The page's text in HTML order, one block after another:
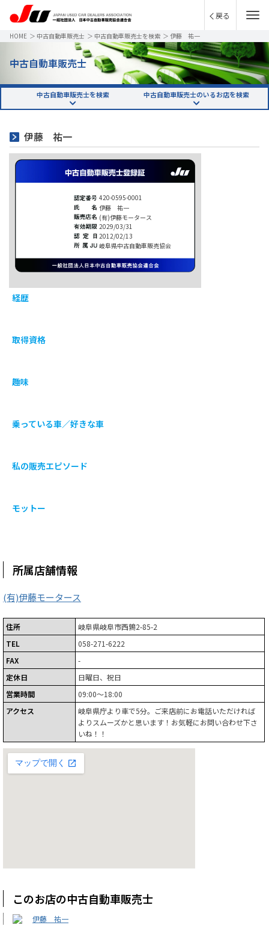
戻る
HOME ＞ 中古自動車販売士 ＞ 中古自動車販売士を検索 ＞ 伊藤 祐一
中古自動車販売士
中古自動車販売士を検索 中古自動車販売士のいるお店を検索
伊藤 祐一
420-0595-0001
伊藤 祐一
(有)伊藤モータース
2029/03/31
2012/02/13
岐阜県中古自動車販売協会
経歴
取得資格
趣味
乗っている車／好きな車
私の販売エピソード
モットー
所属店舗情報
(有)伊藤モータース
住所
岐阜県岐阜市西鶉2-85-2
TEL
058-271-6222
FAX
-
定休日
日曜日、祝日
営業時間
09:00～18:00
アクセス
岐阜県庁より車で5分。ご来店前にお電話いただければ
よりスムーズかと思います！お気軽にお問い合わせ下さ
いね！！
このお店の中古自動車販売士
伊藤 祐一